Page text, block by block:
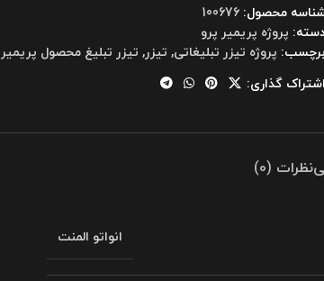
محصول: 100676
پروژه پریمیر پرو
برچسب: پروژه تیزر تبلیغاتی, تیزر, تیزر تبلیغ محصول پریمیر
اشتراک گذاری:
نظرات (0)
انواتو المنت